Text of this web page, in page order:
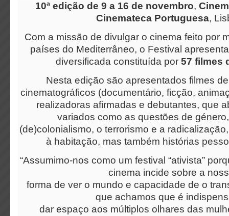
10ª edição de 9 a 16 de novembro,
Cinemateca Portuguesa,
Com a missão de divulgar o cinema feito por
países do Mediterrâneo, o Festival
diversificada constituída por 57 filmes
Nesta edição são apresentados filmes
cinematográficos (documentário, ficção,
realizadoras afirmadas e debutantes, que
variados como as questões de
(de)colonialismo, o terrorismo e a
à habitação, mas também histórias
“Assumimo-nos como um festival “ativista”
cinema incide sobre a
forma de ver o mundo e capacidade de o
que achamos que é
dar espaço aos múltiplos olhares das